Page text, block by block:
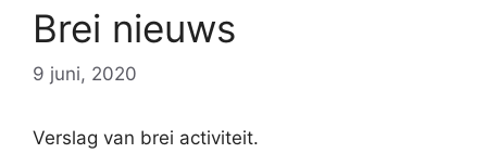
Brei nieuws
9 juni, 2020
Verslag van brei activiteit.